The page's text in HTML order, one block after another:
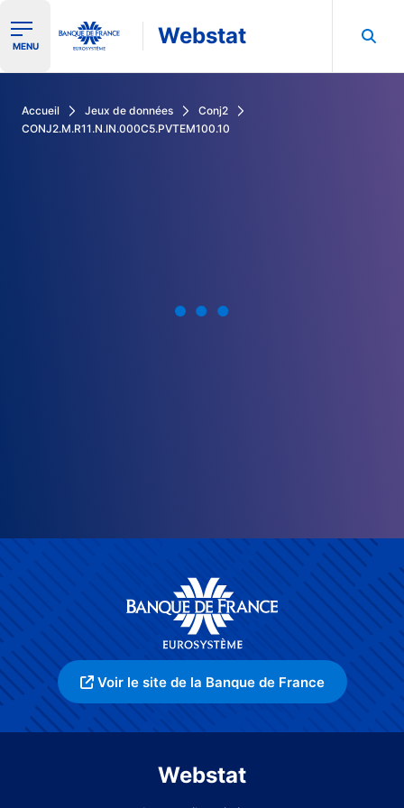
Ouvrir le menu de navigation
MENU Webstat
Accueil Jeux de données
Conj2
CONJ2.M.R11.N.IN.000C5.PVTEM100.10
Voir le site de la Banque de France
Webstat